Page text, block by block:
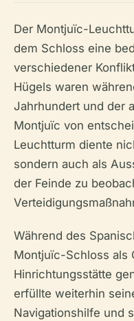
Der Montjuïc-
dem Schloss eine
verschiedener
Hügels waren
Jahrhundert und der
Montjuïc von
Leuchtturm diente
sondern auch als
der Feinde zu
Während des
Montjuïc-Schloss als
Hinrichtungsstätte
erfüllte weiterhin
Navigationshilfe und